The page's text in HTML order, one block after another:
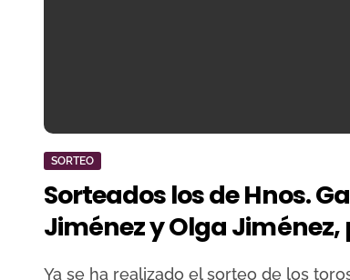
SORTEO
Sorteados los de Hnos.
Jiménez y Olga Jiménez,
Sevilla
Ya se ha realizado el sorteo de los toros de